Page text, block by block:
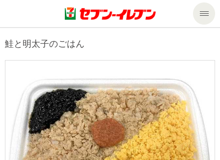
商品のご案内
今週の新商品
来週の新商品
商品カテゴリ一覧
サービス
サービストップ
nanacoトップ
企業情報
企業情報トップ
私たちの取組み
鮭と明太子のごはん